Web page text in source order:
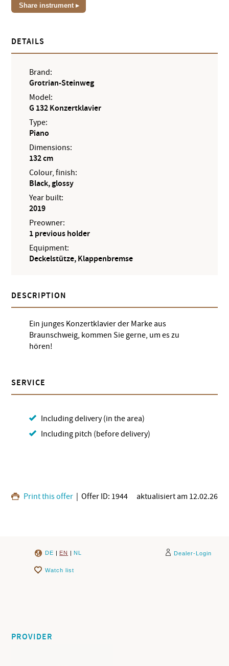
Share instrument
DETAILS
Brand:
Grotrian-Steinweg
Model:
G 132 Konzertklavier
Type:
Piano
Dimensions:
132 cm
Colour, finish:
Black, glossy
Year built:
2019
Preowner:
1 previous holder
Equipment:
Deckelstütze, Klappenbremse
DESCRIPTION
Ein junges Konzertklavier der Marke aus
Braunschweig, kommen Sie gerne, um es zu
hören!
SERVICE
Including delivery (in the area)
Including pitch (before delivery)
Print this offer | Offer ID: 1944 aktualisiert am 12.02.26
DE | EN | NL Dealer-Login
Watch list
PROVIDER